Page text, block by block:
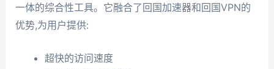
一体的综合性工具。它融合了回国加速器和回国VPN的
优势,为用户提供:
超快的访问速度